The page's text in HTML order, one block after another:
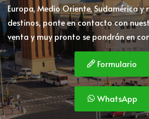
Europa, Medio Oriente, Sudamérica y
destinos, ponte en contacto con
venta y muy pronto se pondrán en
Formulario
WhatsApp